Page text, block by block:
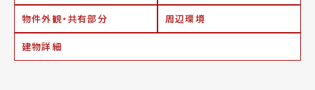
物件外観・共有部分 周辺環境
建物詳細